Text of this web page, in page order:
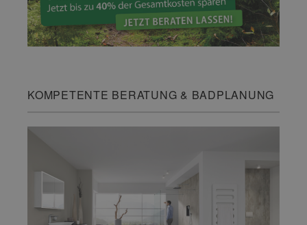
KOMPETENTE BERATUNG & BADPLANUNG